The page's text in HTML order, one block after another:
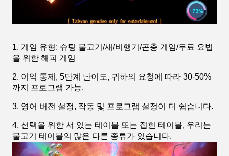
1. 게임 유형: 슈팅 물고기/새/비행기/곤충 게임/무료 요법
을 위한 해피 게임
2. 이익 통제, 5단계 난이도, 귀하의 요청에 따라 30-50%
까지 프로그램 가능.
3. 영어 버전 설정, 작동 및 프로그램 설정이 더 쉽습니다.
4. 선택을 위한 서 있는 테이블 또는 접힌 테이블, 우리는
물고기 테이블의 많은 다른 종류가 있습니다.